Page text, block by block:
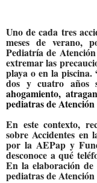
Uno de cada tres
meses de verano,
Pediatría de
extremar las
playa o en la piscina.
dos y cuatro años
ahogamiento,
pediatras de
En este contexto,
sobre Accidentes en
por la AEPap y
desconoce a qué
En la elaboración de
pediatras de